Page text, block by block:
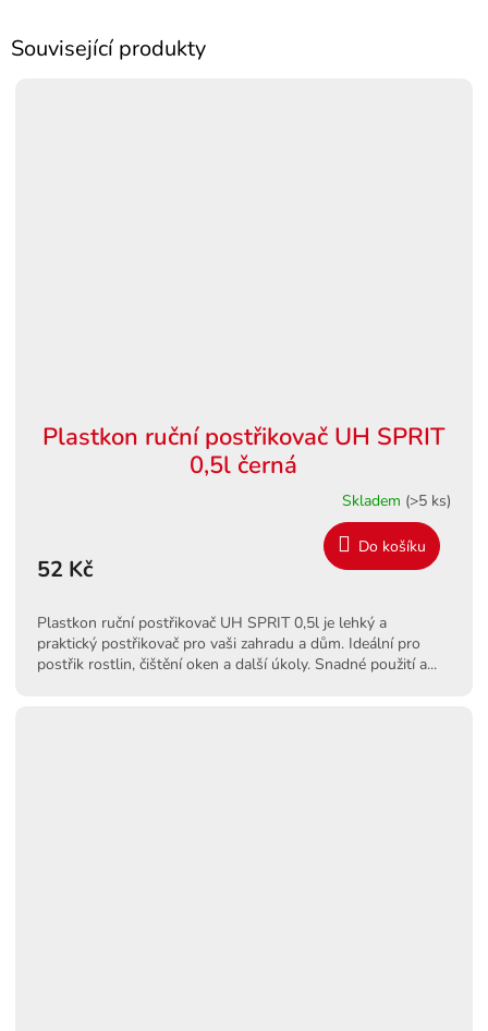
Související produkty
Plastkon ruční postřikovač UH SPRIT
0,5l černá
Skladem (>5 ks)
52 Kč
Do košíku
Plastkon ruční postřikovač UH SPRIT 0,5l je lehký a
praktický postřikovač pro vaši zahradu a dům. Ideální pro
postřik rostlin, čištění oken a další úkoly. Snadné použití a...